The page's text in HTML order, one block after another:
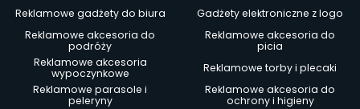
Reklamowe gadżety do biura
Gadżety elektroniczne z logo
Reklamowe akcesoria do
podróży
Reklamowe akcesoria do
picia
Reklamowe akcesoria
wypoczynkowe
Reklamowe torby i plecaki
Reklamowe parasole i
peleryny
Reklamowe akcesoria do
ochrony i higieny